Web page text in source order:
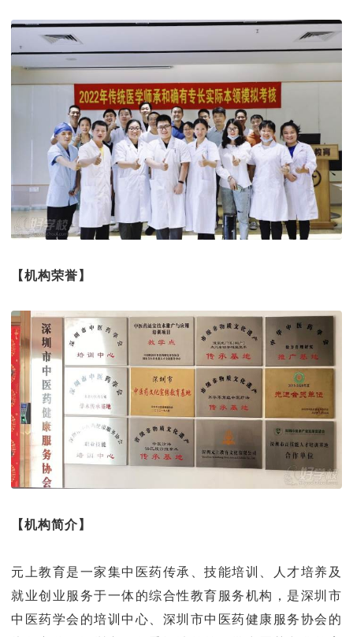
【机构荣誉】
【机构简介】
元上教育是一家集中医药传承、技能培训、人才培养及
就业创业服务于一体的综合性教育服务机构，是深圳市
中医药学会的培训中心、深圳市中医药健康服务协会的